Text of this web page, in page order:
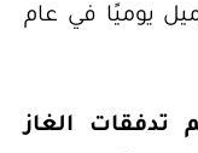
يوميًا في عام
تدفقات الغاز